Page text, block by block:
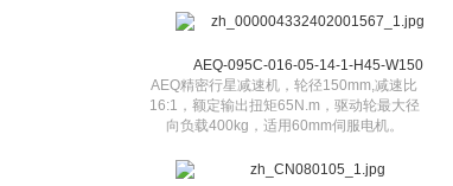
AEQ-095C-016-05-14-1-H45-W150
AEQ精密行星减速机，轮径150mm,减速比
16:1，额定输出扭矩65N.m，驱动轮最大径
向负载400kg，适用60mm伺服电机。